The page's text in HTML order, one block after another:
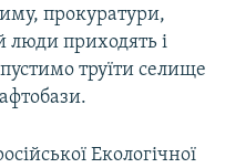
прокуратури,
люди приходять і
труїти селище
Екологічної